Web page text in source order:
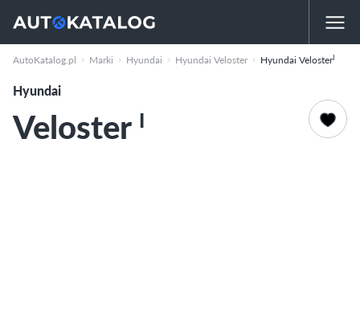
AutoKatalog.pl Marki Hyundai Hyundai Veloster Hyundai VelosterI
Hyundai
Veloster I